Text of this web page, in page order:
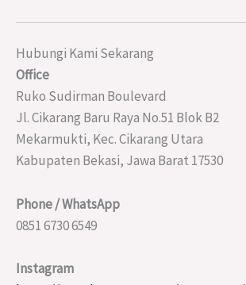
Hubungi Kami Sekarang
Office
Ruko Sudirman Boulevard
Jl. Cikarang Baru Raya No.51 Blok B2
Mekarmukti, Kec. Cikarang Utara
Kabupaten Bekasi, Jawa Barat 17530
Phone / WhatsApp
0851 6730 6549
Instagram